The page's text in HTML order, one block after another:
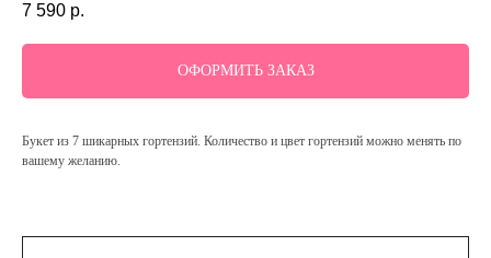
7 590 р.
ОФОРМИТЬ ЗАКАЗ
Букет из 7 шикарных гортензий. Количество и цвет гортензий можно менять по
вашему желанию.